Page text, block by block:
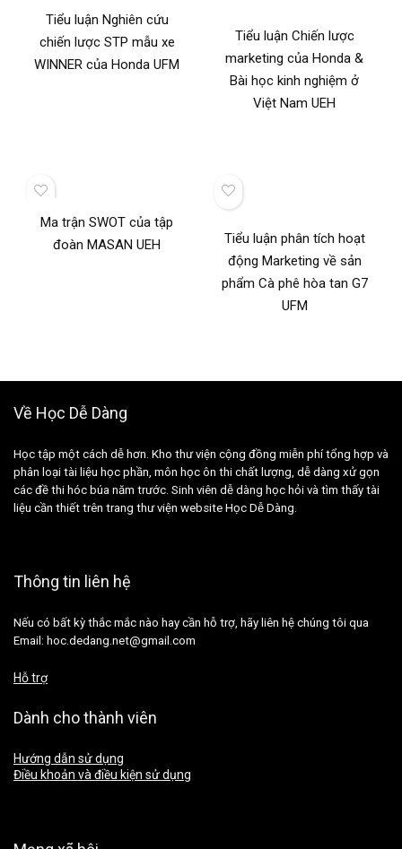
Tiểu luận Nghiên cứu
chiến lược STP mẫu xe
WINNER của Honda UFM
Tiểu luận Chiến lược
marketing của Honda &
Bài học kinh nghiệm ở
Việt Nam UEH
Ma trận SWOT của tập
đoàn MASAN UEH
Tiểu luận phân tích hoạt
động Marketing về sản
phẩm Cà phê hòa tan G7
UFM
Về Học Dễ Dàng
Học tập một cách dễ hơn. Kho thư viện cộng đồng miễn phí tổng hợp và
phân loại tài liệu học phần, môn học ôn thi chất lượng, dễ dàng xử gọn
các đề thi hóc búa năm trước. Sinh viên dễ dàng học hỏi và tìm thấy tài
liệu cần thiết trên trang thư viện website Học Dễ Dàng.
Thông tin liên hệ
Nếu có bất kỳ thắc mắc nào hay cần hỗ trợ, hãy liên hệ chúng tôi qua
Email: hoc.dedang.net@gmail.com
Hỗ trợ
Dành cho thành viên
Hướng dẫn sử dụng
Điều khoản và điều kiện sử dụng